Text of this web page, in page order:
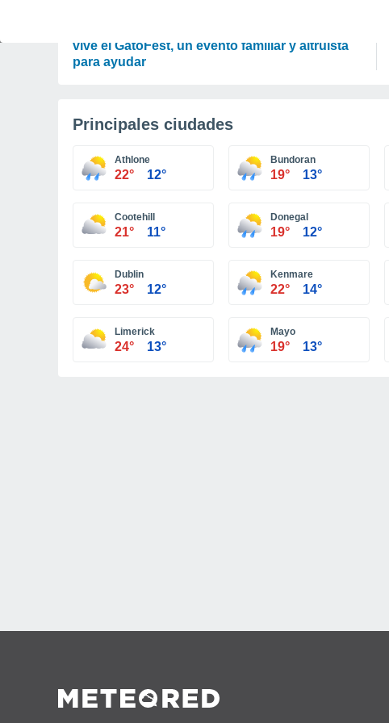
vive el GatoFest, un evento familiar y altruista
para ayudar
Principales ciudades
Athlone
22° 12°
Bundoran
19° 13°
Cootehill
21° 11°
Donegal
19° 12°
Dublin
23° 12°
Kenmare
22° 14°
Limerick
24° 13°
Mayo
19° 13°